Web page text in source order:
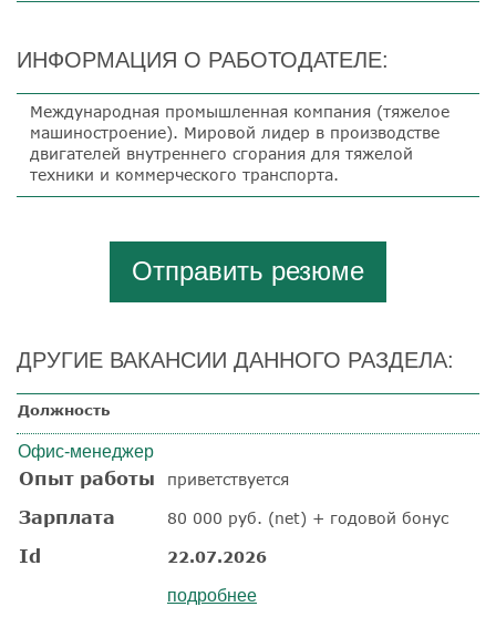
ИНФОРМАЦИЯ О РАБОТОДАТЕЛЕ:
Международная промышленная компания (тяжелое
машиностроение). Мировой лидер в производстве
двигателей внутреннего сгорания для тяжелой
техники и коммерческого транспорта.
Отправить резюме
ДРУГИЕ ВАКАНСИИ ДАННОГО РАЗДЕЛА:
Должность
Офис-менеджер
Опыт работы приветствуется
Зарплата 80 000 руб. (net) + годовой бонус
Id 22.07.2026
подробнее